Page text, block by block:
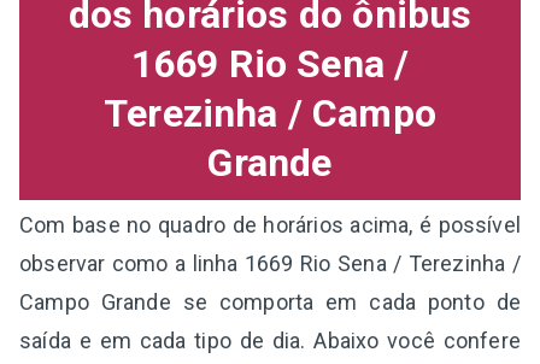
dos horários do ônibus
1669 Rio Sena /
Terezinha / Campo
Grande
Com base no quadro de horários acima, é possível
observar como a linha 1669 Rio Sena / Terezinha /
Campo Grande se comporta em cada ponto de
saída e em cada tipo de dia. Abaixo você confere